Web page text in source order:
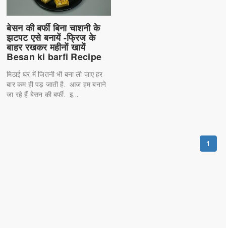
बेसन की बर्फी बिना चाशनी के
झटपट एसे बनायें -फ्रिज के
बाहर रखकर महीनों खायें
Besan ki barfi Recipe
मिठाई घर में जितनी भी बना ली जाए हर
बार कम ही पड़ जाती है. आज हम बनाने
जा रहे हैं बेसन की बर्फी. इ...
1